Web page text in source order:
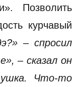
Позволить
курчавый
– спросил
– сказал он
Что-то